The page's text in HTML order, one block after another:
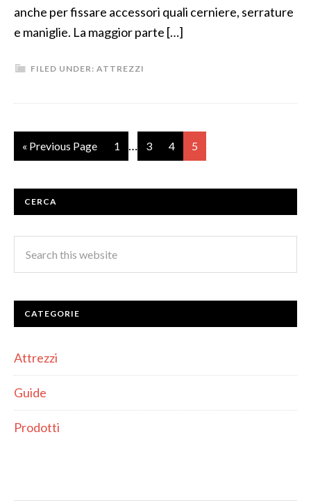
anche per fissare accessori quali cerniere, serrature
e maniglie. La maggior parte […]
FILED UNDER: ATTREZZI
« Previous Page 1 … 3 4 5
CERCA
CATEGORIE
Attrezzi
Guide
Prodotti